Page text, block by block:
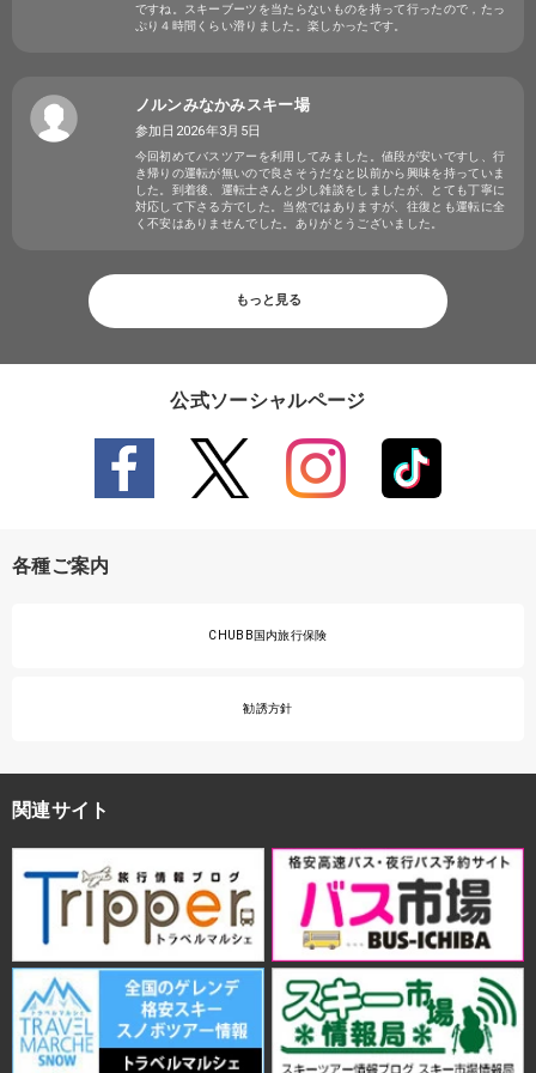
ですね。スキーブーツを当たらないものを持って行ったので，たっ
ぷり４時間くらい滑りました。楽しかったです。
ノルンみなかみスキー場
参加日2026年3月5日
今回初めてバスツアーを利用してみました。値段が安いですし、行
き帰りの運転が無いので良さそうだなと以前から興味を持っていま
した。到着後、運転士さんと少し雑談をしましたが、とても丁寧に
対応して下さる方でした。当然ではありますが、往復とも運転に全
く不安はありませんでした。ありがとうございました。
もっと見る
公式ソーシャルページ
各種ご案内
CHUBB国内旅行保険
勧誘方針
関連サイト